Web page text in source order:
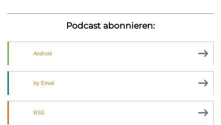
Podcast abonnieren:
Android
by Email
RSS